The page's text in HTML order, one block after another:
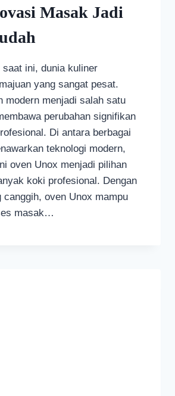
Masak Jadi
saat ini, dunia kuliner
yang sangat pesat.
modern menjadi salah satu
perubahan signifikan
Di antara berbagai
teknologi modern,
oven Unox menjadi pilihan
koki profesional. Dengan
canggih, oven Unox mampu
masak…